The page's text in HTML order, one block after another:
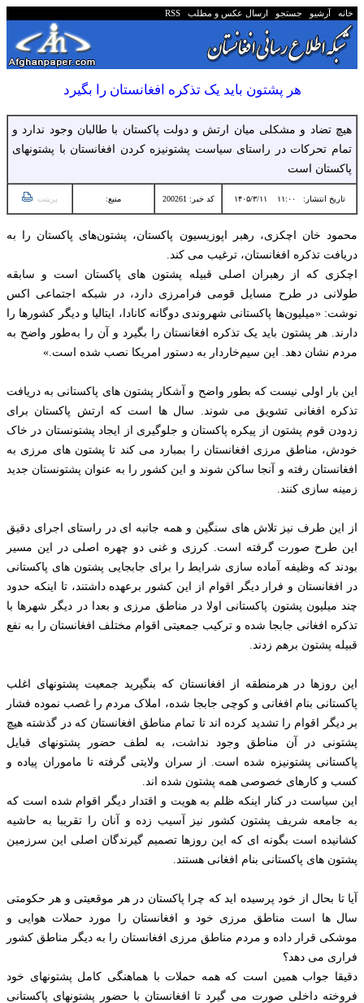
خانه آرشیو جستجو ارسال عکس و مطلب RSS
هر پشتون باید یک تذکره افغانستان را بگیرد
هیچ تضاد و مشکلی میان ارتش و دولت پاکستان با طالبان وجود ندارد و
تمام تحرکات در راستای سیاست پشتونیزه کردن افغانستان با پشتونهای
پاکستان است
تاریخ انتشار: ۱۱:۰۰ ۱۴۰۵/۳/۱۱ کد خبر: 200261 منبع: پرینت
محمود خان اچکزی، رهبر اپوزیسیون پاکستان، پشتون‌های پاکستان را به
دریافت تذکره افغانستان، ترغیب می کند.
اچکزی که از رهبران اصلی قبیله پشتون های پاکستان است و سابقه
طولانی در طرح مسایل قومی فرامرزی دارد، در شبکه اجتماعی اکس
نوشت: «میلیون‌ها پاکستانی شهروندی دوگانه کانادا، ایتالیا و دیگر کشورها را
دارند. هر پشتون باید یک تذکره افغانستان را بگیرد و آن را به‌طور واضح به
مردم نشان دهد. این سیم‌خاردار به دستور امریکا نصب شده است.»
این بار اولی نیست که بطور واضح و آشکار پشتون های پاکستانی به دریافت
تذکره افغانی تشویق می شوند. سال ها است که ارتش پاکستان برای
زدودن قوم پشتون از پیکره پاکستان و جلوگیری از ایجاد پشتونستان در خاک
خودش، مناطق مرزی افغانستان را بمبارد می کند تا پشتون های مرزی به
افغانستان رفته و آنجا ساکن شوند و این کشور را به عنوان پشتونستان جدید
زمینه سازی کنند.
از این طرف نیز تلاش های سنگین و همه جانبه ای در راستای اجرای دقیق
این طرح صورت گرفته است. کرزی و غنی دو چهره اصلی در این مسیر
بودند که وظیفه آماده سازی شرایط را برای جابجایی پشتون های پاکستانی
در افغانستان و فرار دیگر اقوام از این کشور برعهده داشتند، تا اینکه حدود
چند میلیون پشتون پاکستانی اولا در مناطق مرزی و بعدا در دیگر شهرها با
تذکره افغانی جابجا شده و ترکیب جمعیتی اقوام مختلف افغانستان را به نفع
قبیله پشتون برهم زدند.
این روزها در هرمنطقه از افغانستان که بنگیرید جمعیت پشتونهای اغلب
پاکستانی بنام افغانی و کوچی جابجا شده، املاک مردم را غصب نموده فشار
بر دیگر اقوام را تشدید کرده اند تا تمام مناطق افغانستان که در گذشته هیچ
پشتونی در آن مناطق وجود نداشت، به لطف حضور پشتونهای قبایل
پاکستانی پشتونیزه شده است. از سران ولایتی گرفته تا ماموران پیاده و
کسب و کارهای خصوصی همه پشتون شده اند.
این سیاست در کنار اینکه ظلم به هویت و اقتدار دیگر اقوام شده است که
به جامعه شریف پشتون کشور نیز آسیب زده و آنان را تقریبا به حاشیه
کشانیده است بگونه ای که این روزها تصمیم گیرندگان اصلی این سرزمین
پشتون های پاکستانی بنام افغانی هستند.
آیا تا بحال از خود پرسیده اید که چرا پاکستان در هر موقعیتی و هر حکومتی
سال ها است مناطق مرزی خود و افغانستان را مورد حملات هوایی و
موشکی قرار داده و مردم مناطق مرزی افغانستان را به دیگر مناطق کشور
فراری می دهد؟
دقیقا جواب همین است که همه حملات با هماهنگی کامل پشتونهای خود
فروخته داخلی صورت می گیرد تا افغانستان با حضور پشتونهای پاکستانی